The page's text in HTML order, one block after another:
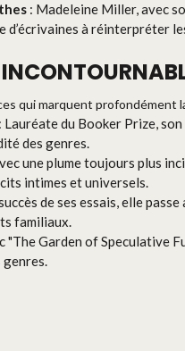
: Madeleine Miller, avec
à réinterpréter
qui marquent profondément
: Lauréate du Booker Prize,
des genres.
une plume toujours plus
intimes et universels.
de ses essais, elle
familiaux.
"The Garden of Speculative